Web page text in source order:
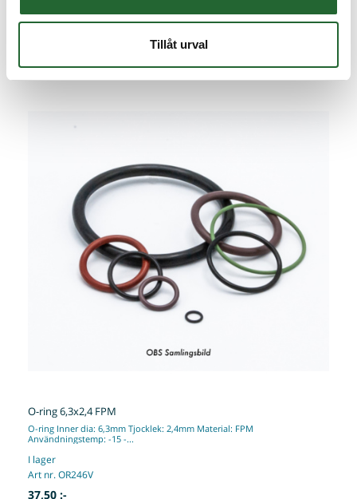
Tillåt urval
O-ring 6,3x2,4 FPM
O-ring Inner dia: 6,3mm Tjocklek: 2,4mm Material: FPM
Användningstemp: -15 -...
I lager
Art nr. OR246V
37,50 :-